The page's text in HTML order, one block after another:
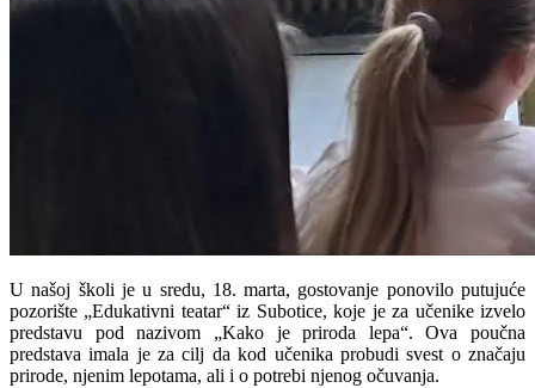
U našoj školi je u sredu, 18. marta, gostovanje ponovilo putujuće
pozorište „Edukativni teatar“ iz Subotice, koje je za učenike izvelo
predstavu pod nazivom „Kako je priroda lepa“. Ova poučna
predstava imala je za cilj da kod učenika probudi svest o značaju
prirode, njenim lepotama, ali i o potrebi njenog očuvanja.